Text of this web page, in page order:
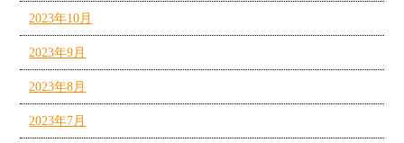
2023年10月
2023年9月
2023年8月
2023年7月